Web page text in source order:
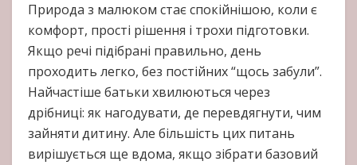
Природа з малюком стає спокійнішою, коли є
комфорт, прості рішення і трохи підготовки.
Якщо речі підібрані правильно, день
проходить легко, без постійних “щось забули”.
Найчастіше батьки хвилюються через
дрібниці: як нагодувати, де перевдягнути, чим
зайняти дитину. Але більшість цих питань
вирішується ще вдома, якщо зібрати базовий